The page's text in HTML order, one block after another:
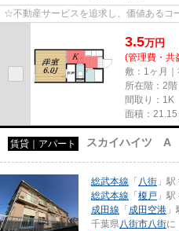
☆不動産サービスを追求し、価値あるコ
3.5万円
(管理費・共
敷：1ヶ月
所在階：2階
間取り：1K
面積：21.15
賃貸｜アパート スカイハイツ A
総武本線 「 八街 」
総武本線 「榎戸 」
成田線 「成田空港
千葉県 八街市八街に